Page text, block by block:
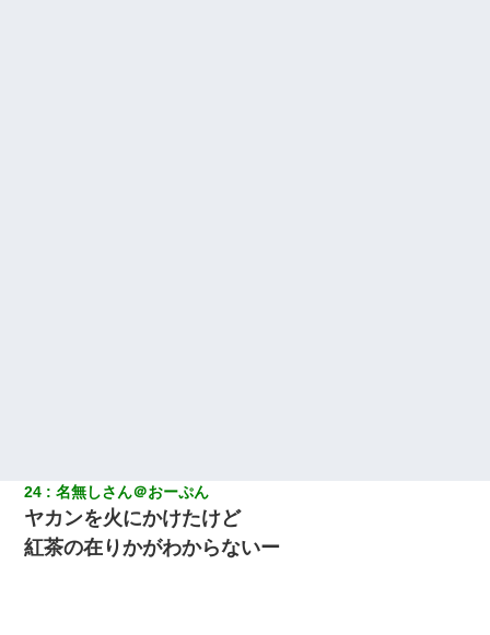
24 名無しさん＠おーぷん
ヤカンを火にかけたけど
紅茶の在りかがわからないー